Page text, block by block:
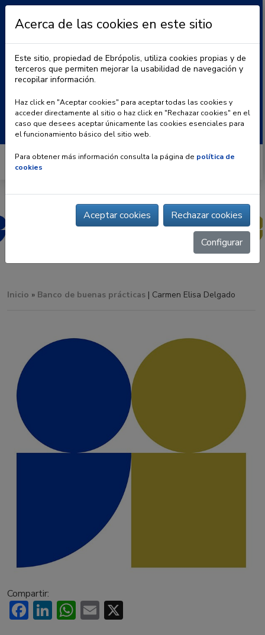
BLOG | CONTACTO
Buscar:
Inicio » Banco de buenas prácticas | Carmen Elisa Delgado
Compartir:
Facebook
LinkedIn
WhatsApp
Email
Acerca de las cookies en este sitio
Este sitio, propiedad de Ebrópolis, utiliza cookies propias y de
terceros que permiten mejorar la usabilidad de navegación y
recopilar información.
Haz click en "Aceptar cookies" para aceptar todas las cookies y
acceder directamente al sitio o haz click en "Rechazar cookies" en el
caso que desees aceptar únicamente las cookies esenciales para
el funcionamiento básico del sitio web.
Para obtener más información consulta la página de política de
cookies
Aceptar cookies Rechazar cookies
Configurar